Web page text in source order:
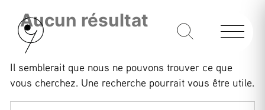
Aucun résultat
Il semblerait que nous ne pouvons trouver ce que
vous cherchez. Une recherche pourrait vous être utile.